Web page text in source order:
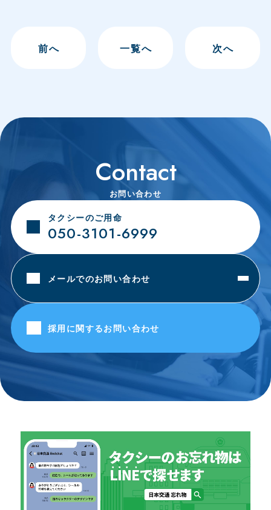
前へ 一覧へ 次へ
Contact
お問い合わせ
タクシーのご用命
050-3101-6999
メールでのお問い合わせ
採用に関するお問い合わせ